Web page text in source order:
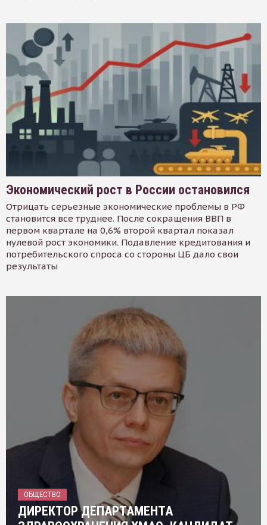
Экономический рост в России остановился
Отрицать серьезные экономические проблемы в РФ
становится все труднее. После сокращения ВВП в
первом квартале на 0,6% второй квартал показал
нулевой рост экономики. Подавление кредитования и
потребительского спроса со стороны ЦБ дало свои
результаты
ОБЩЕСТВО
ДИРЕКТОР ДЕПАРТАМЕНТА